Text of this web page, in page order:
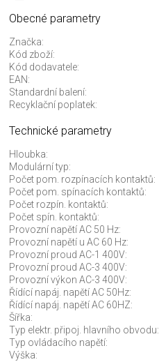
Obecné parametry
Značka:
Kód zboží:
Kód dodavatele:
EAN:
Standardní balení:
Recyklační poplatek:
Technické parametry
Hloubka:
Modulární typ:
Počet pom. rozpínacích kontaktů:
Počet pom. spínacích kontaktů:
Počet rozpín. kontaktů:
Počet spín. kontaktů:
Provozní napětí AC 50 Hz:
Provozní napětí u AC 60 Hz:
Provozní proud AC-1 400V:
Provozní proud AC-3 400V:
Provozní výkon AC-3 400V:
Řídící napáj. napětí AC 50Hz:
Řídící napáj. napětí AC 60HZ:
Šířka:
Typ elektr. připoj. hlavního obvodu:
Typ ovládacího napětí:
Výška: